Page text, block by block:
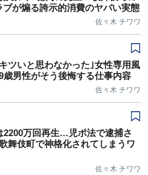
ブが煽る誇示的消費のヤバい実態
佐々木 チワワ
ツいと思わなかった｣女性専用風
歳男性がそう後悔する仕事内容
佐々木 チワワ
2200万回再生…児ポ法で逮捕さ
舞伎町で神格化されてしまうワ
佐々木 チワワ